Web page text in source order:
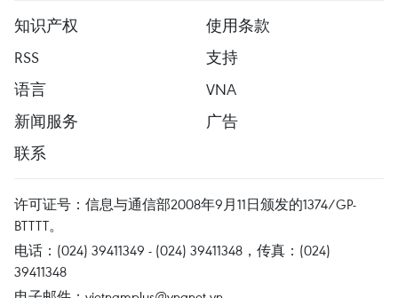
知识产权
使用条款
RSS
支持
语言
VNA
新闻服务
广告
联系
许可证号：信息与通信部2008年9月11日颁发的1374/GP-
BTTTT。
电话：(024) 39411349 - (024) 39411348，传真：(024)
39411348